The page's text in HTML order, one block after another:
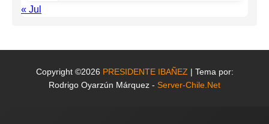
« Jul
Copyright ©2026 PRESIDENTE IBAÑEZ | Tema por:
Rodrigo Oyarzún Márquez - Server-Chile.Net